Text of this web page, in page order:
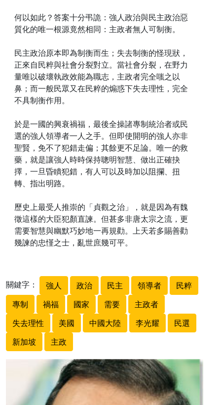
何以如此？答案十分弔詭：強人政治與民主政治惡
質化的唯一根源竟然相同：主政者無人可制衡。
民主政治原本即為制衡而生；失去制衡的怪現狀，
正來自民粹與社會分裂對立。當社會分裂，在野力
量唯以破壞執政效能為職志，主政者完全嗤之以
鼻；而一般民眾又在民粹的煽惑下失去理性，完全
不具制衡作用。
於是一國的興衰禍福，最後全操諸專制統治者或民
選的強人領導者一人之手。但即使開明的強人亦非
聖賢，免不了犯錯走偏；其餘更不足論。唯一的救
藥，就是讓強人時時保持聰明智慧、做出正確抉
擇，一旦昏瞶犯錯，有人可以及時加以阻攔、扭
轉、指出明路。
歷史上最受人推崇的「貞觀之治」，就是因為有魏
徵這樣的大臣犯顏直諫。但甚多非唐太宗之流，更
需要智慧與幽默巧妙地一再規勸。上天若多賜善勸
幾諫的忠慬之士，亂世庶幾可平。
關鍵字： 強人 政治 民主 領導者
民粹
專制
禍福 國家 需要
主政者
失去理性
美國 中國大陸 李光耀
民選
新加坡
主政